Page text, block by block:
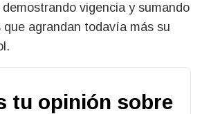
vigencia y sumando
que agrandan todavía más su
tu opinión sobre